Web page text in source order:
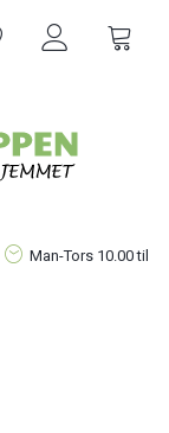
Man-Tors 10.00 til